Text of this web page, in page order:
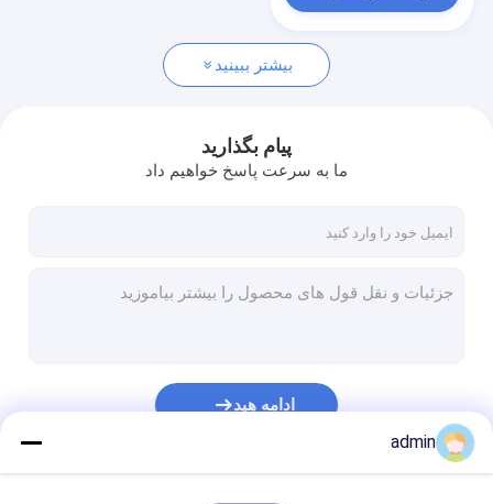
درخواست نقل قول
خط اکستروژن نوار
خط اکستروژن تک رشته ای
بیشتر ببینید
پیام بگذارید
ما به سرعت پاسخ خواهیم داد
ادامه هید
admin